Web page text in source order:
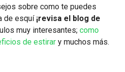
sobre como te puedes
de esquí ¡revisa el blog de
muy interesantes; como
de estirar y muchos más.